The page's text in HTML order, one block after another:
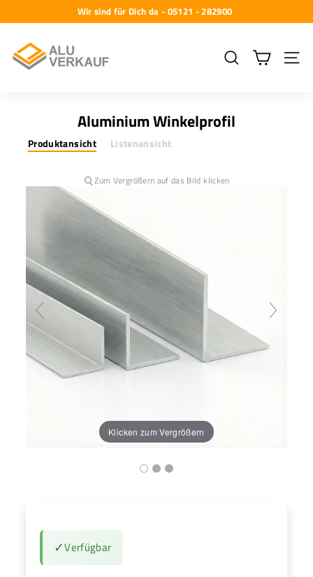
zum
Wir sind für Dich da - 05121 - 282900
l Suche
Aluminium Winkelprofil
Produktansicht Listenansicht
Klicken zum Vergrößern
Zum Vergrößern auf das Bild klicken
✓Verfügbar